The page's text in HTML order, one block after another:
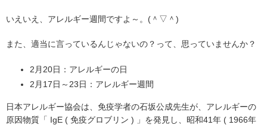
いえいえ、アレルギー週間ですよ～。(＾▽＾)
また、適当に言っているんじゃないの？って、思っていませんか？
2月20日：アレルギーの日
2月17日～23日：アレルギー週間
日本アレルギー協会は、免疫学者の石坂公成先生が、アレルギーの
原因物質「 IgE ( 免疫グロブリン ) 」を発見し、昭和41年 ( 1966年